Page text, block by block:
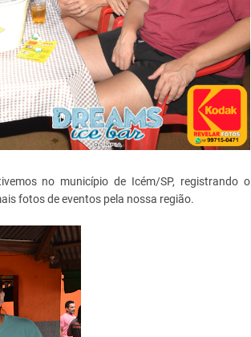
no município de Icém/SP, registrando o
fotos de eventos pela nossa região.